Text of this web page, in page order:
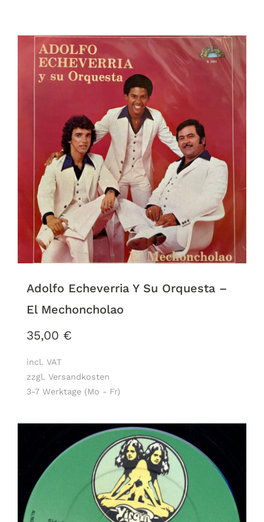
Adolfo Echeverria Y Su Orquesta –
El Mechoncholao
35,00 €
incl. VAT
zzgl. Versandkosten
3-7 Werktage (Mo - Fr)